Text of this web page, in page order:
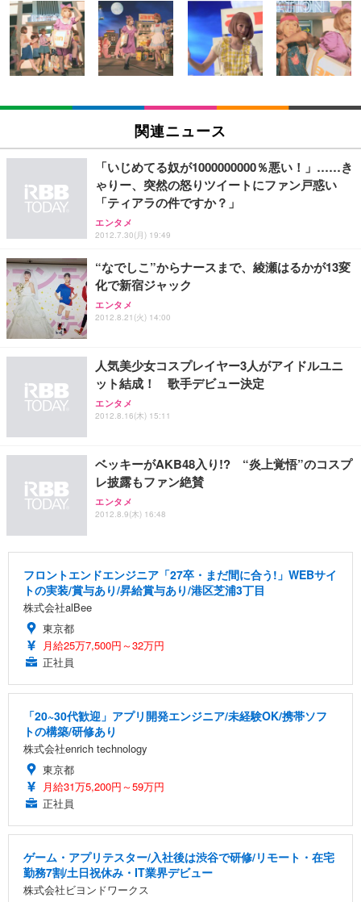
[EdoErgo] オフィスチェア 椅子 テレワーク 疲れな
い 跳ね上げ式アームレスト コンパクト 約105度ロッ
キング pc 事務椅子 360度回転 座面昇降 強化ナイロ
ン樹脂ベース 通気性メッシュ 在宅ワーク H-WY01
(黒網+黒枠+黒足)
￥5,699
SIHOO B100 オフィスチェア／デスクチェア メッシ
ュチェア 人間工学 疲れない ブラック
￥27,999
Sezlife オフィスチェア デスクチェア 疲れない テレ
ワーク チェア 強化バックレスト 30度ロッキング機
能 人間工学 椅子 腰サポート 90度跳ね上げ式アーム
レスト 3Dヘッドレスト ハンガー付き 高反発クッシ
務用 おしゃれ パソコンチェア (ブラック)
Sezlife オフィスチェア デスクチェア 疲れない テレ
ワーク チェア 強化バックレスト 30度ロッキング機
能 人間工学 椅子 腰サポート 90度跳ね上げ式アーム
務用 おしゃれ パソコンチェア (ホワイト)
ANDWINT オフィスチェア デスクチェア 肘なし メ
ッシュ 通気性 ランバーサポート付き 腰サポート ガ
ス圧無段階昇降 360度回転 キャスター付き コンパク
EIZO ビジネス向けプレミアムモニター | FlexScan
EV3240X-WT | 31.5型4K UHD・USB Type-C・ホワ
イト
￥105,595
EIZO ビジネス向けプレミアムモニター | FlexScan
【純正品】27"ゲーミングモニター DualSense 充電
フック付き（CFI-ZDM1J）
￥49,979
【整備済み品】Dell E2724HS 27インチ 液晶モニタ
ー フルHD（1920×1080）VA 非光沢 HDMI/DisplayP
ort/VGA スピーカー内蔵 高さ調整 スイベル VESA対
【MiniLED/24.5inch/280Hz/FHD】GRAPHT THE S
HOOTER Gaming Monitor 24” Essential ゲーミン
グモニター QD 24.5インチ 1ms FHD 量子ドット 残
Amazonベーシック ペットシーツ 薄型 レギュラー 1
回使い捨て 無香料 ホワイト 300枚
￥3,373
Amazonベーシック ペットシーツ 厚型 ワイド 42枚
x2袋(84枚) ホワイト(吸収面:ライトブルー)
￥3,234
ネオ・ルーライフ ネオ・オムツ L 中型犬用 26枚入
り 単品
￥1,800
Smart Basic(スマートベーシック) 【Amazon.co.jp
限定】 Smart Basic アイリスオーヤマ ペットシーツ
超厚型 お徳用 ワイド 100枚入 (x 1) (ケース販売)
アイリスオーヤマ ペットシーツ 超厚型 お徳用 レギ
ュラー 200枚入【Amazon.co.jp限定】
関連ニュース
「いじめてる奴が1000000000％悪い！」……き
ゃりー、突然の怒りツイートにファン戸惑い
「ティアラの件ですか？」
エンタメ
2012.7.30(月) 19:49
“なでしこ”からナースまで、綾瀬はるかが13変
化で新宿ジャック
エンタメ
2012.8.21(火) 14:00
人気美少女コスプレイヤー3人がアイドルユニ
ット結成！ 歌手デビュー決定
エンタメ
2012.8.16(木) 15:11
ベッキーがAKB48入り!? “炎上覚悟”のコスプ
レ披露もファン絶賛
エンタメ
2012.8.9(木) 16:48
フロントエンドエンジニア「27卒・まだ間に合う!」WEBサイ
トの実装/賞与あり/昇給賞与あり/港区芝浦3丁目
株式会社alBee
東京都
月給25万7,500円～32万円
正社員
「20~30代歓迎」アプリ開発エンジニア/未経験OK/携帯ソフ
トの構築/研修あり
株式会社enrich technology
東京都
月給31万5,200円～59万円
正社員
ゲーム・アプリテスター/入社後は渋谷で研修/リモート・在宅
勤務7割/土日祝休み・IT業界デビュー
株式会社ビヨンドワークス